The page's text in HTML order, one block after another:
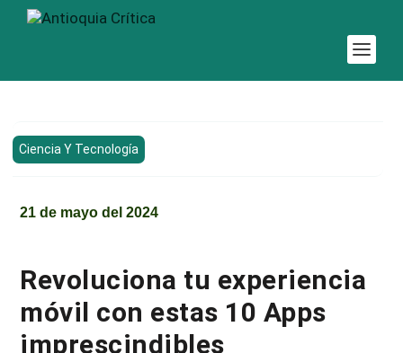
Ciencia Y Tecnología
21 de mayo del 2024
Revoluciona tu experiencia
móvil con estas 10 Apps
imprescindibles